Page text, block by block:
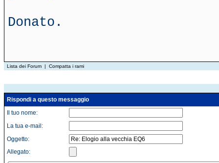
Donato.
Lista dei Forum | Compatta i rami
Rispondi a questo messaggio
Il tuo nome:
La tua e-mail:
Oggetto:
Allegato: